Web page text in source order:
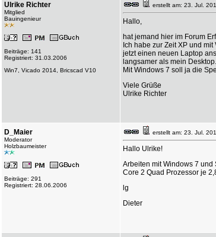
Ulrike Richter
Mitglied
Bauingenieur
Beiträge: 141
Registriert: 31.03.2006
Win7, Vicado 2014, Bricscad V10
erstellt am: 23. Jul.
Hallo,
hat jemand hier im Forum
Ich habe zur Zeit XP und
jetzt einen neuen Laptop
langsamer als mein
Mit Windows 7 soll ja die
Viele Grüße
Ulrike Richter
D_Maier
Moderator
Holzbaumeister
Beiträge: 291
Registriert: 28.06.2006
erstellt am: 23. Jul.
Hallo Ulrike!
Arbeiten mit Windows 7 und
Core 2 Quad Prozessor je
lg
Dieter